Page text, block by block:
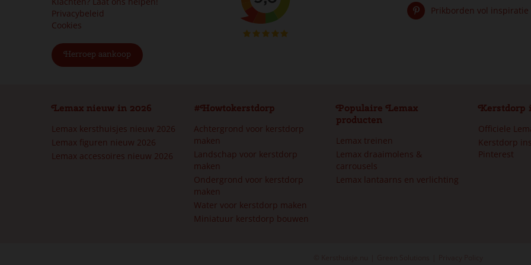
Privacybeleid
Cookies
Herroep aankoop
Prikborden vol inspiratie
Lemax nieuw in 2026
Lemax kersthuisjes nieuw 2026
Lemax figuren nieuw 2026
Lemax accessoires nieuw 2026
#Howtokerstdorp
Achtergrond voor kerstdorp
maken
Landschap voor kerstdorp
maken
Ondergrond voor kerstdorp
maken
Water voor kerstdorp maken
Miniatuur kerstdorp bouwen
Populaire Lemax
producten
Lemax treinen
Lemax draaimolens &
carrousels
Lemax lantaarns en verlichting
Kerstdorp
Officiele
Kerstdorp
Pinterest